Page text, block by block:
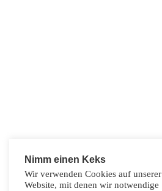
Nimm einen Keks
Wir verwenden Cookies auf unserer
Website, mit denen wir notwendige